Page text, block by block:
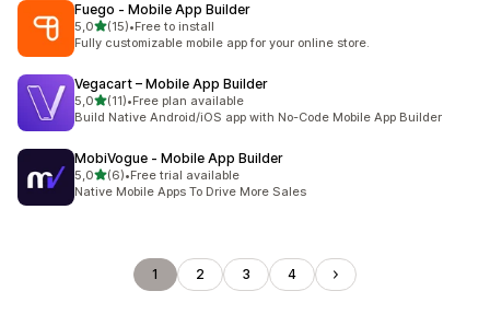
Fuego ‑ Mobile App Builder
5,0z 5 hvězd
(15)
Celkový počet recenzí: 15
•Free to install
Fully customizable mobile app for your online store.
Vegacart – Mobile App Builder
5,0z 5 hvězd
(11)
Celkový počet recenzí: 11
•Free plan available
Build Native Android/iOS app with No-Code Mobile App Builder
MobiVogue ‑ Mobile App Builder
5,0z 5 hvězd
(6)
Celkový počet recenzí: 6
•Free trial available
Native Mobile Apps To Drive More Sales
1 2 3 4